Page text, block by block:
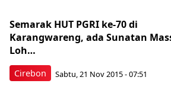
Cirebon
Semarak HUT PGRI ke-70 di
Karangwareng, ada Sunatan
Loh…
Sabtu, 21 Nov 2015 - 07:51